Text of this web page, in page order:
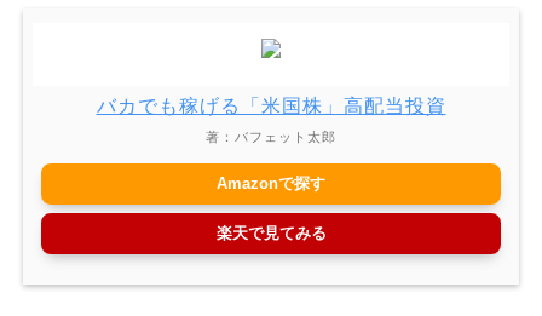
バカでも稼げる「米国株」高配当投資
著：バフェット太郎
Amazonで探す
楽天で見てみる